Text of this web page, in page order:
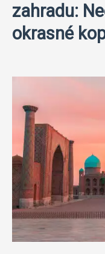
zahradu:
okrasné